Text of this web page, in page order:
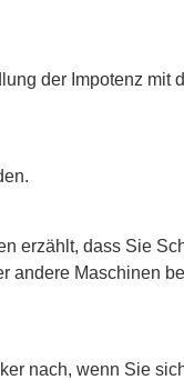
der Impotenz mit
erzählt, dass Sie
andere Maschinen
nach, wenn Sie